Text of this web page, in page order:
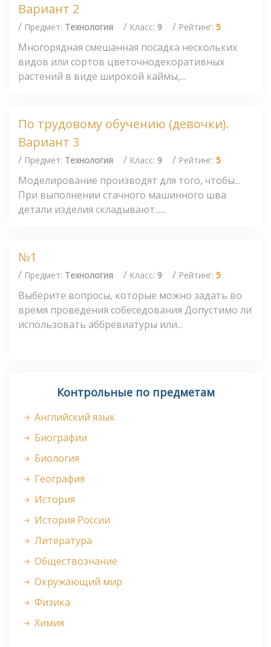
Вариант 2
/ Предмет: Технология / Класс: 9 / Рейтинг: 5
Многорядная смешанная посадка нескольких
видов или сортов цветочнодекоративных
растений в виде широкой каймы,...
По трудовому обучению (девочки).
Вариант 3
/ Предмет: Технология / Класс: 9 / Рейтинг: 5
Моделирование производят для того, чтобы...
При выполнении стачного машинного шва
детали изделия складывают......
№1
/ Предмет: Технология / Класс: 9 / Рейтинг: 5
Выберите вопросы, которые можно задать во
время проведения собеседования Допустимо ли
использовать аббревиатуры или...
Контрольные по предметам
Английский язык
Биографии
Биология
География
История
История России
Литература
Обществознание
Окружающий мир
Физика
Химия